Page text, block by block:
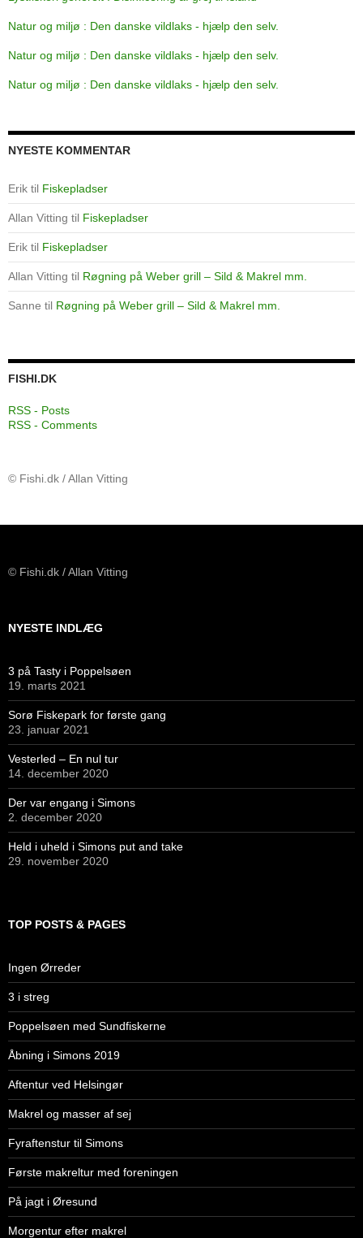
Natur og miljø : Den danske vildlaks - hjælp den selv.
Natur og miljø : Den danske vildlaks - hjælp den selv.
Natur og miljø : Den danske vildlaks - hjælp den selv.
NYESTE KOMMENTAR
Erik til Fiskepladser
Allan Vitting til Fiskepladser
Erik til Fiskepladser
Allan Vitting til Røgning på Weber grill – Sild & Makrel mm.
Sanne til Røgning på Weber grill – Sild & Makrel mm.
FISHI.DK
RSS - Posts
RSS - Comments
© Fishi.dk / Allan Vitting
© Fishi.dk / Allan Vitting
NYESTE INDLÆG
3 på Tasty i Poppelsøen
19. marts 2021
Sorø Fiskepark for første gang
23. januar 2021
Vesterled – En nul tur
14. december 2020
Der var engang i Simons
2. december 2020
Held i uheld i Simons put and take
29. november 2020
TOP POSTS & PAGES
Ingen Ørreder
3 i streg
Poppelsøen med Sundfiskerne
Åbning i Simons 2019
Aftentur ved Helsingør
Makrel og masser af sej
Fyraftenstur til Simons
Første makreltur med foreningen
På jagt i Øresund
Morgentur efter makrel